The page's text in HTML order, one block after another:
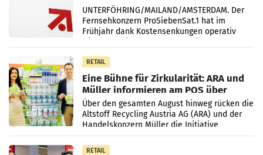
UNTERFÖHRING/MAILAND/AMSTERDAM. Der
Fernsehkonzern ProSiebenSat.1 hat im
Frühjahr dank Kostensenkungen operativ
RETAIL
Eine Bühne für Zirkularität: ARA und
Müller informieren am POS über
Kreislauffähigkeit
Über den gesamten August hinweg rücken die
Altstoff Recycling Austria AG (ARA) und der
Handelskonzern Müller die Initiative
„Kreislauf-Helden“ in allen österreichischen
Müller-Filialen
RETAIL